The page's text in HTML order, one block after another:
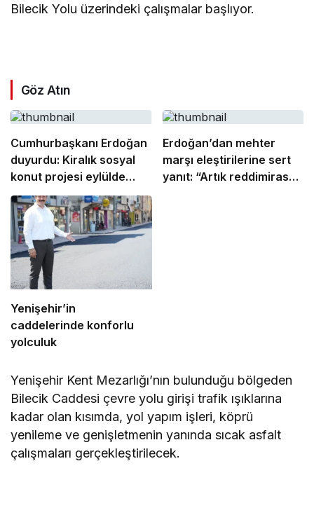
Bilecik Yolu üzerindeki çalışmalar başlıyor.
Göz Atın
Cumhurbaşkanı Erdoğan
duyurdu: Kiralık sosyal
konut projesi eylülde
başlıyor
Erdoğan’dan mehter
marşı eleştirilerine sert
yanıt: “Artık reddimiras
Yenişehir’in
caddelerinde konforlu
yolculuk
Yenişehir Kent Mezarlığı’nın bulunduğu bölgeden
Bilecik Caddesi çevre yolu girişi trafik ışıklarına
kadar olan kısımda, yol yapım işleri, köprü
yenileme ve genişletmenin yanında sıcak asfalt
çalışmaları gerçekleştirilecek.